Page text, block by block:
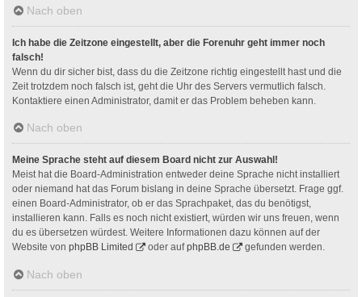
Nach oben
Ich habe die Zeitzone eingestellt, aber die Forenuhr geht immer noch
falsch!
Wenn du dir sicher bist, dass du die Zeitzone richtig eingestellt hast und die
Zeit trotzdem noch falsch ist, geht die Uhr des Servers vermutlich falsch.
Kontaktiere einen Administrator, damit er das Problem beheben kann.
Nach oben
Meine Sprache steht auf diesem Board nicht zur Auswahl!
Meist hat die Board-Administration entweder deine Sprache nicht installiert
oder niemand hat das Forum bislang in deine Sprache übersetzt. Frage ggf.
einen Board-Administrator, ob er das Sprachpaket, das du benötigst,
installieren kann. Falls es noch nicht existiert, würden wir uns freuen, wenn
du es übersetzen würdest. Weitere Informationen dazu können auf der
Website von phpBB Limited oder aufphpBB.de gefunden werden.
Nach oben